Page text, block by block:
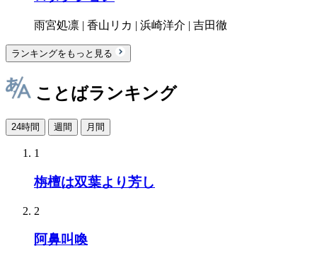
雨宮処凛 | 香山リカ | 浜崎洋介 | 吉田徹
ランキングをもっと見る
ことばランキング
24時間 週間 月間
1
栴檀は双葉より芳し
2
阿鼻叫喚